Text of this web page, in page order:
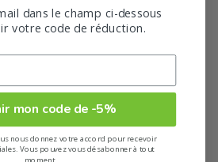
dans le champ ci-dessous
votre code de réduction.
mon code de -5%
nous donnez votre accord pour recevoir
Vous pouvez vous désabonner à tout
moment.